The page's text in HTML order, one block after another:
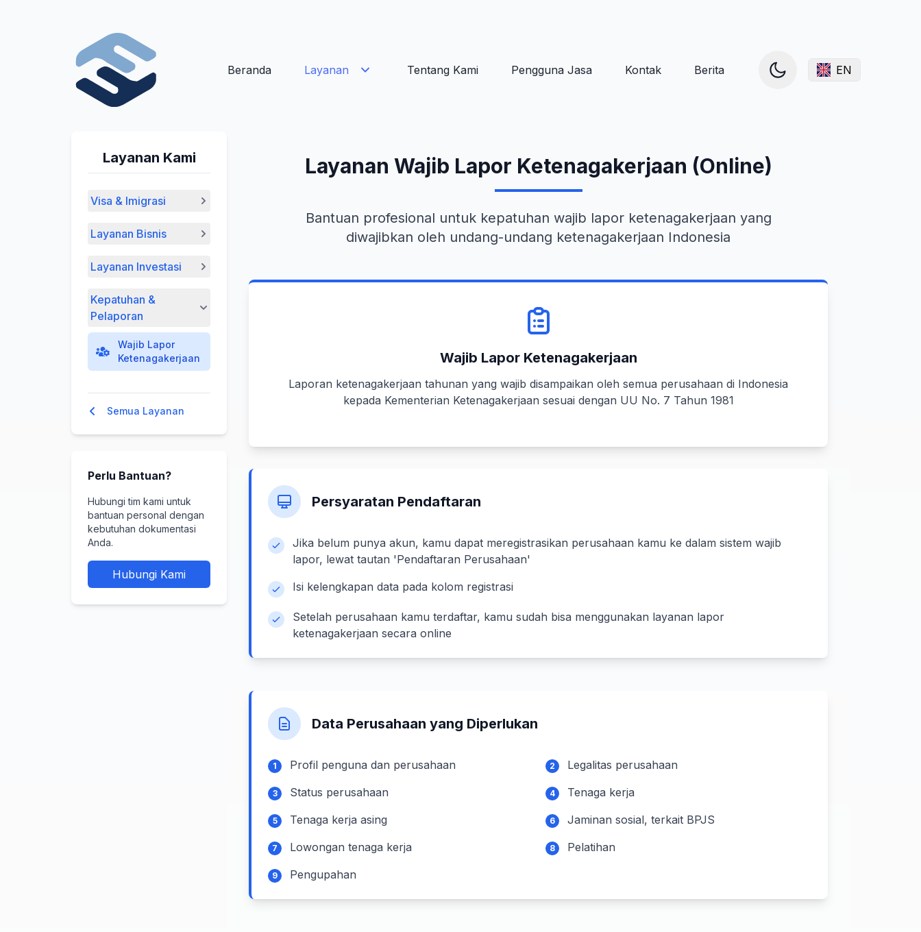
Beranda Layanan Tentang Kami Pengguna Jasa Kontak Berita EN
Layanan Kami
Visa & Imigrasi
Layanan Bisnis
Layanan Investasi
Kepatuhan &
Pelaporan
Wajib Lapor
Ketenagakerjaan
Semua Layanan
Perlu Bantuan?
Hubungi tim kami untuk
bantuan personal dengan
kebutuhan dokumentasi
Anda.
Hubungi Kami
Layanan Wajib Lapor Ketenagakerjaan (Online)
Bantuan profesional untuk kepatuhan wajib lapor ketenagakerjaan yang
diwajibkan oleh undang-undang ketenagakerjaan Indonesia
Wajib Lapor Ketenagakerjaan
Laporan ketenagakerjaan tahunan yang wajib disampaikan oleh semua perusahaan di Indonesia
kepada Kementerian Ketenagakerjaan sesuai dengan UU No. 7 Tahun 1981
Persyaratan Pendaftaran
Jika belum punya akun, kamu dapat meregistrasikan perusahaan kamu ke dalam sistem wajib
lapor, lewat tautan 'Pendaftaran Perusahaan'
Isi kelengkapan data pada kolom registrasi
Setelah perusahaan kamu terdaftar, kamu sudah bisa menggunakan layanan lapor
ketenagakerjaan secara online
Data Perusahaan yang Diperlukan
1 Profil penguna dan perusahaan 2 Legalitas perusahaan
3 Status perusahaan 4 Tenaga kerja
5 Tenaga kerja asing 6 Jaminan sosial, terkait BPJS
7 Lowongan tenaga kerja 8 Pelatihan
9 Pengupahan